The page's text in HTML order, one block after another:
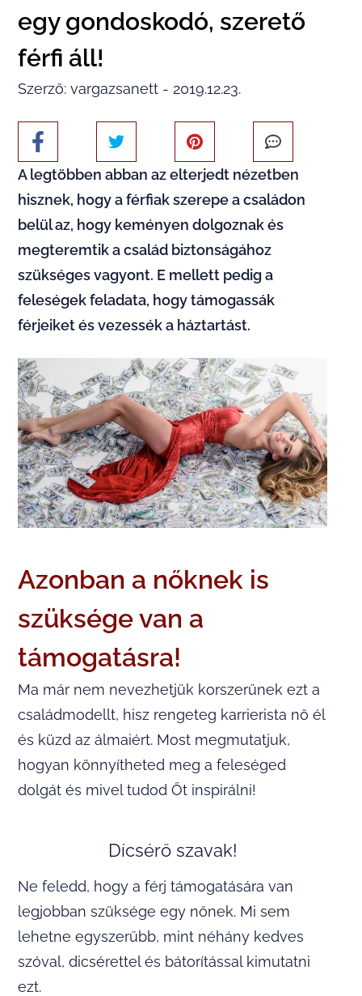
egy gondoskodó, szerető
férfi áll!
Szerző: vargazsanett - 2019.12.23.
A legtöbben abban az elterjedt nézetben
hisznek, hogy a férfiak szerepe a családon
belül az, hogy keményen dolgoznak és
megteremtik a család biztonságához
szükséges vagyont. E mellett pedig a
feleségek feladata, hogy támogassák
férjeiket és vezessék a háztartást.
Azonban a nőknek is
szüksége van a
támogatásra!
Ma már nem nevezhetjük korszerűnek ezt a
családmodellt, hisz rengeteg karrierista nő él
és küzd az álmaiért. Most megmutatjuk,
hogyan könnyítheted meg a feleséged
dolgát és mivel tudod Őt inspirálni!
Dícsérő szavak!
Ne feledd, hogy a férj támogatására van
legjobban szüksége egy nőnek. Mi sem
lehetne egyszerűbb, mint néhány kedves
szóval, dicsérettel és bátorítással kimutatni
ezt.